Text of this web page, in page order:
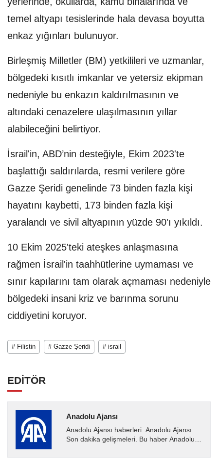
temel altyapı tesislerinde hala devasa boyutta
enkaz yığınları bulunuyor.
Birleşmiş Milletler (BM) yetkilileri ve uzmanlar,
bölgedeki kısıtlı imkanlar ve yetersiz ekipman
nedeniyle bu enkazın kaldırılmasının ve
altındaki cenazelere ulaşılmasının yıllar
alabileceğini belirtiyor.
İsrail'in, ABD’nin desteğiyle, Ekim 2023'te
başlattığı saldırılarda, resmi verilere göre
Gazze Şeridi genelinde 73 binden fazla kişi
hayatını kaybetti, 173 binden fazla kişi
yaralandı ve sivil altyapının yüzde 90'ı yıkıldı.
10 Ekim 2025'teki ateşkes anlaşmasına
rağmen İsrail'in taahhütlerine uymaması ve
sınır kapılarını tam olarak açmaması nedeniyle
bölgedeki insani kriz ve barınma sorunu
ciddiyetini koruyor.
# Filistin # Gazze Şeridi # israil
EDİTÖR
Anadolu Ajansı
Anadolu Ajansı haberleri. Anadolu Ajansı
Son dakika gelişmeleri. Bu haber Anadolu
Ajansı tarafından...